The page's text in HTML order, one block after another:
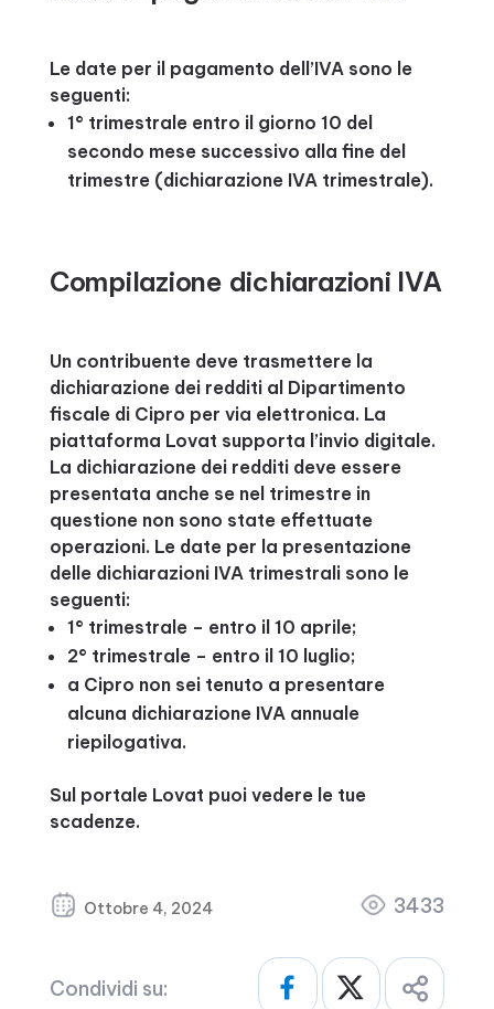
Le date per il pagamento dell’IVA sono le
seguenti:
1° trimestrale entro il giorno 10 del
secondo mese successivo alla fine del
trimestre (dichiarazione IVA trimestrale).
Compilazione dichiarazioni IVA
Un contribuente deve trasmettere la
dichiarazione dei redditi al Dipartimento
fiscale di Cipro per via elettronica. La
piattaforma Lovat supporta l’invio digitale.
La dichiarazione dei redditi deve essere
presentata anche se nel trimestre in
questione non sono state effettuate
operazioni. Le date per la presentazione
delle dichiarazioni IVA trimestrali sono le
seguenti:
1° trimestrale – entro il 10 aprile;
2° trimestrale – entro il 10 luglio;
a Cipro non sei tenuto a presentare
alcuna dichiarazione IVA annuale
riepilogativa.
Sul portale Lovat puoi vedere le tue
scadenze.
Ottobre 4, 2024 3433
Condividi su: